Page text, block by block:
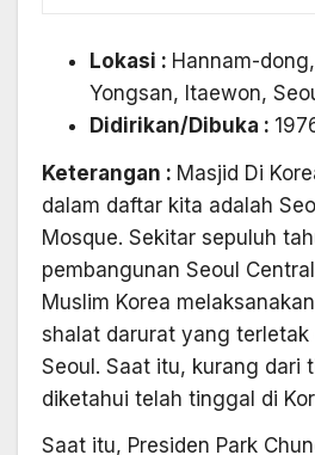
Lokasi : Hannam-
Yongsan, Itaewon,
Didirikan/Dibuka :
Keterangan : Masjid Di
dalam daftar kita adalah
Mosque. Sekitar sepuluh
pembangunan Seoul
Muslim Korea
shalat darurat yang terletak
Seoul. Saat itu, kurang dari
diketahui telah tinggal di
Saat itu, Presiden Park